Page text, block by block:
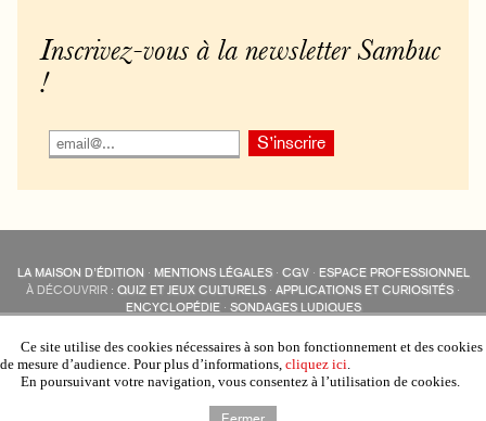
Inscrivez-vous à la newsletter Sambuc
!
LA MAISON D’ÉDITION · MENTIONS LÉGALES· CGV· ESPACE PROFESSIONNEL
À DÉCOUVRIR : QUIZ ET JEUX CULTURELS · APPLICATIONS ET CURIOSITÉS ·
ENCYCLOPÉDIE· SONDAGES LUDIQUES
COLLECTIONS :SAMBUC·ÉDISOLUM·REVUE LITTÉRAIREL’EAU-FORTE
AUTRES SITES :COLL. « LES ÉDISOLUM »
Ce site utilise des cookies nécessaires à son bon fonctionnement et des cookies
de mesure d’audience. Pour plus d’informations, cliquez ici.
En poursuivant votre navigation, vous consentez à l’utilisation de cookies.
Fermer